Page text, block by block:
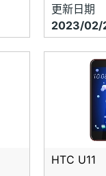
更新日期
2023/02/
HTC U11